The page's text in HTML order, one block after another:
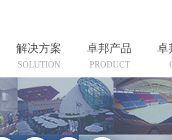
解决方案
SOLUTION
卓邦产品
PRODUCT
卓